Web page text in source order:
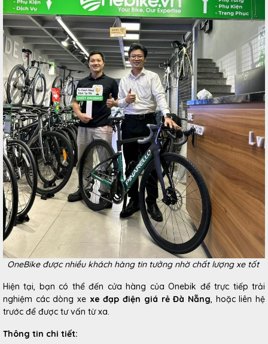
OneBike được nhiều khách hàng tin tưởng nhờ chất lượng xe tốt
Hiện tại, bạn có thể đến cửa hàng của Onebik để trực tiếp trải
nghiệm các dòng xe xe đạp điện giá rẻ Đà Nẵng, hoặc liên hệ
trước để được tư vấn từ xa.
Thông tin chi tiết: